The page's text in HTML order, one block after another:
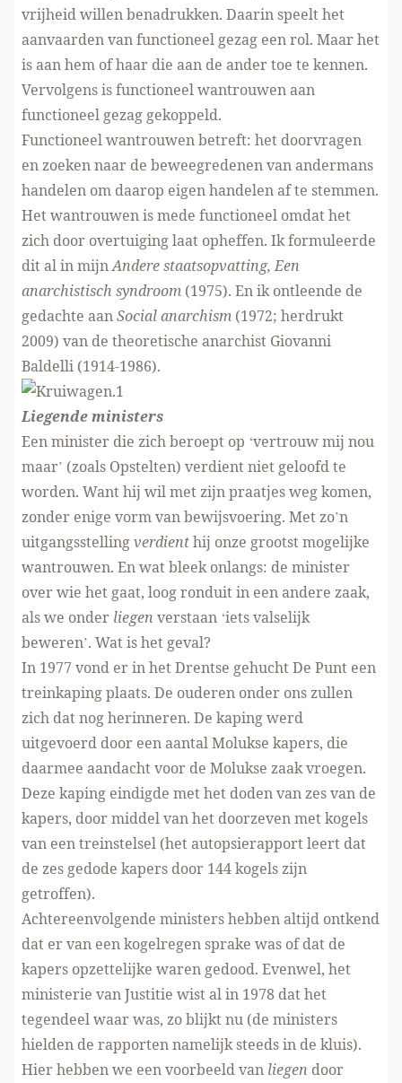
vrijheid willen benadrukken. Daarin speelt het
aanvaarden van functioneel gezag een rol. Maar het
is aan hem of haar die aan de ander toe te kennen.
Vervolgens is functioneel wantrouwen aan
functioneel gezag gekoppeld.
Functioneel wantrouwen betreft: het doorvragen
en zoeken naar de beweegredenen van andermans
handelen om daarop eigen handelen af te stemmen.
Het wantrouwen is mede functioneel omdat het
zich door overtuiging laat opheffen. Ik formuleerde
dit al in mijnAndere staatsopvatting, Een
anarchistisch syndroom (1975). En ik ontleende de
gedachte aanSocial anarchism (1972; herdrukt
2009) van de theoretische anarchist Giovanni
Baldelli (1914-1986).
Liegende ministers
Een minister die zich beroept op ‘vertrouw mij nou
maar’ (zoals Opstelten) verdient niet geloofd te
worden. Want hij wil met zijn praatjes weg komen,
zonder enige vorm van bewijsvoering. Met zo’n
uitgangsstellingverdienthij onze grootst mogelijke
wantrouwen. En wat bleek onlangs: de minister
over wie het gaat, loog ronduit in een andere zaak,
als we onder liegen verstaan ‘iets valselijk
beweren’. Wat is het geval?
In 1977 vond er in het Drentse gehucht De Punt een
treinkaping plaats. De ouderen onder ons zullen
zich dat nog herinneren. De kaping werd
uitgevoerd door een aantal Molukse kapers, die
daarmee aandacht voor de Molukse zaak vroegen.
Deze kaping eindigde met het doden van zes van de
kapers, door middel van het doorzeven met kogels
van een treinstelsel (het autopsierapport leert dat
de zes gedode kapers door 144 kogels zijn
getroffen).
Achtereenvolgende ministers hebben altijd ontkend
dat er van een kogelregen sprake was of dat de
kapers opzettelijke waren gedood. Evenwel, het
ministerie van Justitie wist al in 1978 dat het
tegendeel waar was, zo blijkt nu (de ministers
hielden de rapporten namelijk steeds in de kluis).
Hier hebben we een voorbeeld van liegen door